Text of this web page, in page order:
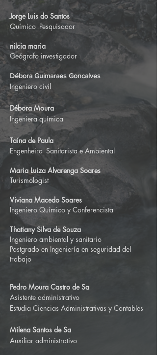
Jorge Luis do Santos
Químico Pesquisador
nilcia maria
Geógrafo investigador
Débora Guimaraes Goncalves
Ingeniero civil
Débora Moura
Ingeniera química
Taína de Paula
Engenheira Sanitarista e Ambiental
Maria Luiza Alvarenga Soares
Turismologist
Viviana Macedo Soares
Ingeniero Químico y Conferencista
Thatiany Silva de Souza
Ingeniero ambiental y sanitario
Postgrado en Ingeniería en seguridad del
trabajo
Pedro Moura Castro de Sa
Asistente administrativo
Estudia Ciencias Administrativas y Contables
Milena Santos de Sa
Auxiliar administrativo